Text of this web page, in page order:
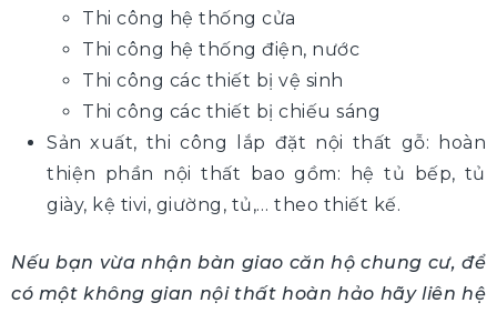
Thi công hệ thống cửa
Thi công hệ thống điện, nước
Thi công các thiết bị vệ sinh
Thi công các thiết bị chiếu sáng
Sản xuất, thi công lắp đặt nội thất gỗ: hoàn
thiện phần nội thất bao gồm: hệ tủ bếp, tủ
giày, kệ tivi, giường, tủ,… theo thiết kế.
Nếu bạn vừa nhận bàn giao căn hộ chung cư, để
có một không gian nội thất hoàn hảo hãy liên hệ